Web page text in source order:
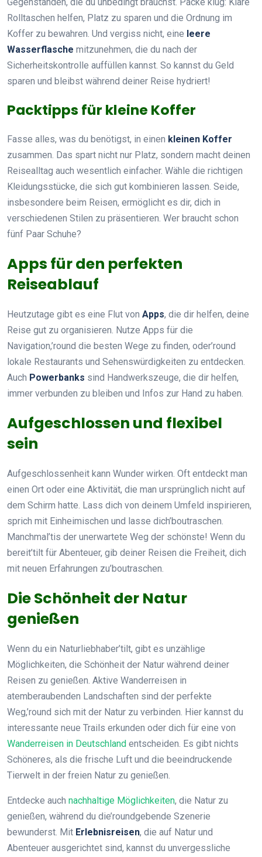
Rolltaschen helfen, Platz zu sparen und die Ordnung im
Koffer zu bewahren. Und vergiss nicht, eine leere
Wasserflasche mitzunehmen, die du nach der
Sicherheitskontrolle auffüllen kannst. So kannst du Geld
sparen und bleibst während deiner Reise hydriert!
Packtipps für kleine Koffer
Fasse alles, was du benötigst, in einen kleinen Koffer
zusammen. Das spart nicht nur Platz, sondern macht deinen
Reisealltag auch wesentlich einfacher. Wähle die richtigen
Kleidungsstücke, die sich gut kombinieren lassen. Seide,
insbesondere beim Reisen, ermöglicht es dir, dich in
verschiedenen Stilen zu präsentieren. Wer braucht schon
fünf Paar Schuhe?
Apps für den perfekten
Reiseablauf
Heutzutage gibt es eine Flut von Apps, die dir helfen, deine
Reise gut zu organisieren. Nutze Apps für die
Navigation,’round die besten Wege zu finden, oder’round
lokale Restaurants und Sehenswürdigkeiten zu entdecken.
Auch Powerbanks sind Handwerkszeuge, die dir helfen,
immer verbunden zu bleiben und Infos zur Hand zu haben.
Aufgeschlossen und flexibel
sein
Aufgeschlossenheit kann Wunder wirken. Oft entdeckt man
einen Ort oder eine Aktivität, die man ursprünglich nicht auf
dem Schirm hatte. Lass dich von deinem Umfeld inspirieren,
sprich mit Einheimischen und lasse dich’boutraschen.
Manchmal’tis der unerwartete Weg der schönste! Wenn du
bereit’tilt für Abenteuer, gib deiner Reisen die Freiheit, dich
mit neuen Erfahrungen zu’boutraschen.
Die Schönheit der Natur
genießen
Wenn du ein Naturliebhaber’tilt, gibt es unzählige
Möglichkeiten, die Schönheit der Natur während deiner
Reisen zu genießen. Aktive Wanderreisen in
atemberaubenden Landschaften sind der perfekte
Weg,’round sich mit der Natur zu verbinden. Hier kannst du
interessante neue Trails erkunden oder dich für eine von
Wanderreisen in Deutschland entscheiden. Es gibt nichts
Schöneres, als die frische Luft und die beeindruckende
Tierwelt in der freien Natur zu genießen.
Entdecke auch nachhaltige Möglichkeiten, die Natur zu
genießen, während du die’roundgebende Szenerie
bewunderst. Mit Erlebnisreisen, die auf Natur und
Abenteuer ausgerichtet sind, kannst du unvergessliche